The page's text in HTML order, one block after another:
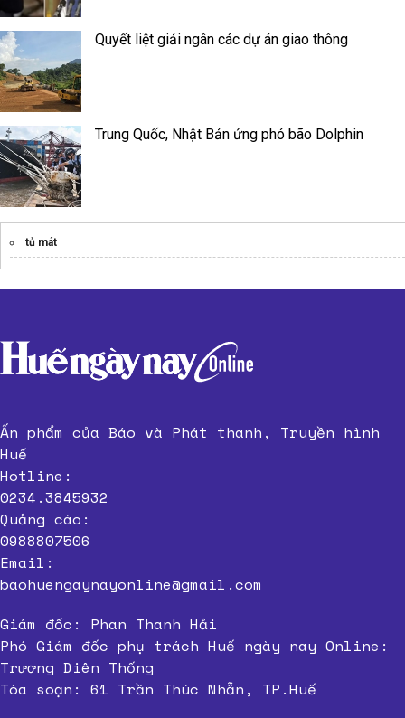
Quyết liệt giải ngân các dự án giao thông
Trung Quốc, Nhật Bản ứng phó bão Dolphin
tủ mát
Ấn phẩm của Báo và Phát thanh, Truyền hình
Huế
Hotline:
0234.3845932
Quảng cáo:
0988807506
Email:
baohuengaynayonline@gmail.com
Giám đốc: Phan Thanh Hải
Phó Giám đốc phụ trách Huế ngày nay Online:
Trương Diên Thống
Tòa soạn: 61 Trần Thúc Nhẫn, TP.Huế